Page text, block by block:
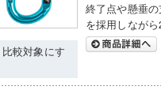
比較対象にす
終了点や懸垂
を採用しながら